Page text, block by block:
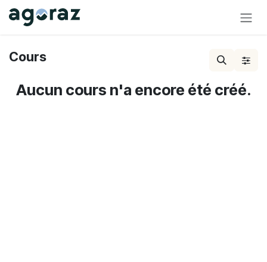
Se rendre au contenu
Cours
Aucun cours n'a encore été créé.